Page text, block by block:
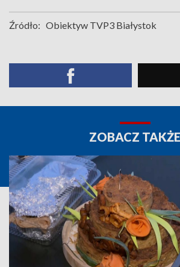
Źródło: Obiektyw TVP3 Białystok
ZOBACZ TAKŻE